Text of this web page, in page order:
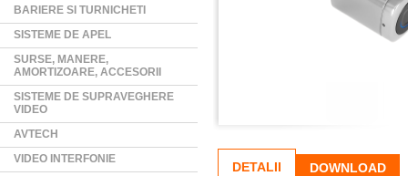
BARIERE SI TURNICHETI
SISTEME DE APEL
SURSE, MANERE,
AMORTIZOARE, ACCESORII
SISTEME DE SUPRAVEGHERE
VIDEO
AVTECH
VIDEO INTERFONIE
DETALII DOWNLOAD